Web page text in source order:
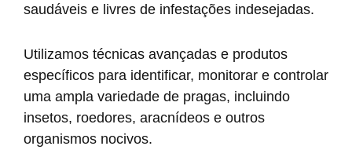
saudáveis e livres de infestações indesejadas.
Utilizamos técnicas avançadas e produtos
específicos para identificar, monitorar e controlar
uma ampla variedade de pragas, incluindo
insetos, roedores, aracnídeos e outros
organismos nocivos.